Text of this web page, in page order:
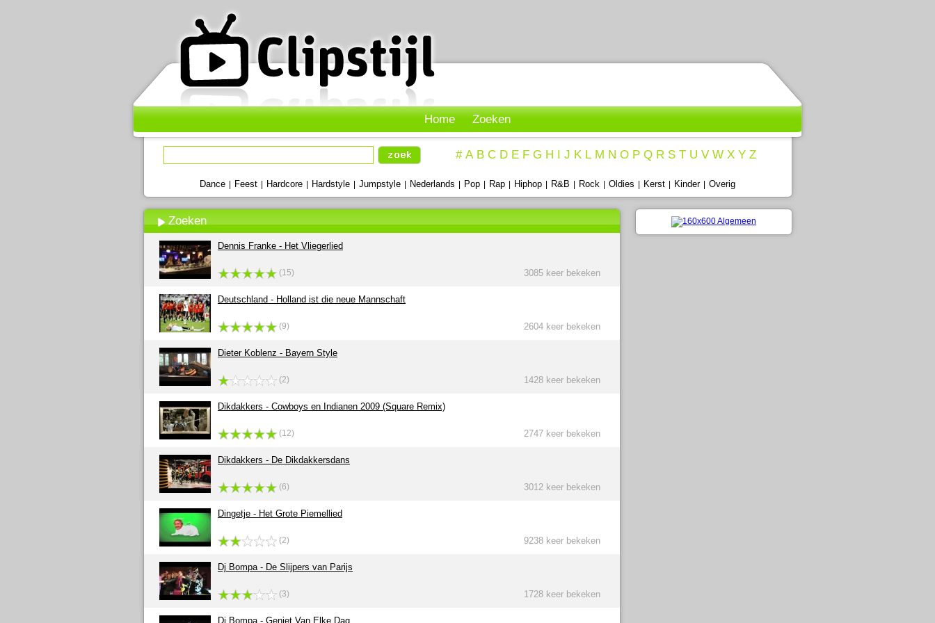
Home Zoeken
# A B C D E F G H I J K L M N O P Q R S T U V W X Y Z
Dance Feest Hardcore Hardstyle Jumpstyle Nederlands Pop Rap Hiphop R&B Rock Oldies Kerst Kinder| Overig
Zoeken
Dennis Franke - Het Vliegerlied
(15) 3085 keer bekeken
Deutschland - Holland ist die neue Mannschaft
(9) 2604 keer bekeken
Dieter Koblenz - Bayern Style
(2) 1428 keer bekeken
Dikdakkers - Cowboys en Indianen 2009 (Square Remix)
(12) 2747 keer bekeken
Dikdakkers - De Dikdakkersdans
(6) 3012 keer bekeken
Dingetje - Het Grote Piemellied
(2) 9238 keer bekeken
Dj Bompa - De Slijpers van Parijs
(3) 1728 keer bekeken
Dj Bompa - Geniet Van Elke Dag